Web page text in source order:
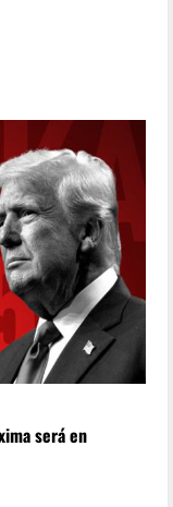
será en